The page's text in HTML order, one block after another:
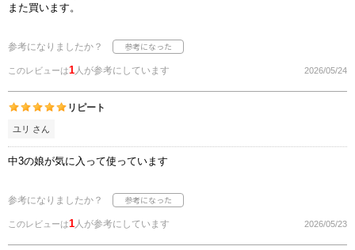
また買います。
参考になりましたか？
このレビューは1 人が参考にしています 2026/05/24
リピート
ユリ さん
中3の娘が気に入って使っています
参考になりましたか？
このレビューは1 人が参考にしています 2026/05/23